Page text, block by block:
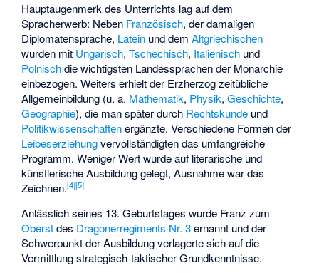
Hauptaugenmerk des Unterrichts lag auf dem
Spracherwerb: Neben Französisch, der damaligen
Diplomatensprache, Latein und demAltgriechischen
wurden mit Ungarisch,Tschechisch, Italienisch und
Polnischdie wichtigsten Landessprachen der Monarchie
einbezogen. Weiters erhielt der Erzherzog zeitübliche
Allgemeinbildung (u. a. Mathematik, Physik,Geschichte,
Geographie), die man später durch Rechtskunde und
Politikwissenschaftenergänzte. Verschiedene Formen der
Leibeserziehungvervollständigten das umfangreiche
Programm. Weniger Wert wurde auf literarische und
künstlerische Ausbildung gelegt, Ausnahme war das
Zeichnen.[4][5]
Anlässlich seines 13. Geburtstages wurde Franz zum
Oberstdes Dragonerregiments Nr. 3ernannt und der
Schwerpunkt der Ausbildung verlagerte sich auf die
Vermittlung strategisch-taktischer Grundkenntnisse.